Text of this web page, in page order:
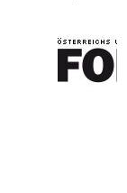
FONDS